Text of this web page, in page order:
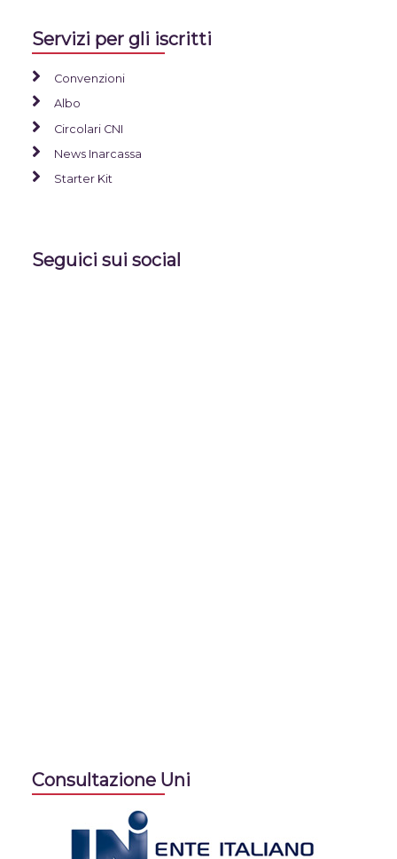
Servizi per gli iscritti
Convenzioni
Albo
Circolari CNI
News Inarcassa
Starter Kit
Seguici sui social
Consultazione Uni